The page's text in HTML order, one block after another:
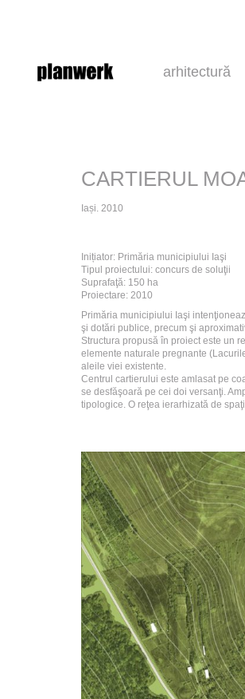
arhitectură
CARTIERUL
Iași. 2010
Inițiator: Primăria municipiului Iaşi
Tipul proiectului: concurs de soluţii
Suprafaţă: 150 ha
Proiectare: 2010
Primăria municipiului Iaşi
şi dotări publice, precum şi
Structura propusă în proiect este un
elemente naturale pregnante
aleile viei existente.
Centrul cartierului este amlasat pe
se desfăşoară pe cei doi versanţi.
tipologice. O reţea ierarhizată de